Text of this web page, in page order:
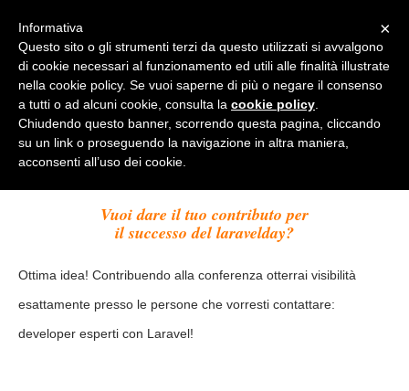
laravelday 2020
SPONSOR
La tua attività è connessa
con Laravel ed il suo ecosistema?
Vuoi dare il tuo contributo per
il successo del laravelday?
Ottima idea! Contribuendo alla conferenza otterrai visibilità
esattamente presso le persone che vorresti contattare:
developer esperti con Laravel!
×
Informativa
Questo sito o gli strumenti terzi da questo utilizzati si avvalgono
di cookie necessari al funzionamento ed utili alle finalità illustrate
nella cookie policy. Se vuoi saperne di più o negare il consenso
a tutti o ad alcuni cookie, consulta la cookie policy
Chiudendo questo banner, scorrendo questa pagina, cliccando
su un link o proseguendo la navigazione in altra maniera,
acconsenti all’uso dei cookie.